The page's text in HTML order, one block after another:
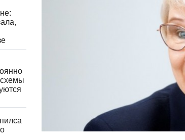
схемы